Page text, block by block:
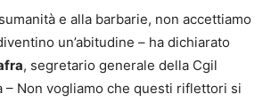
e alla barbarie, non accettiamo
un’abitudine – ha dichiarato
, segretario generale della Cgil
– Non vogliamo che questi riflettori si